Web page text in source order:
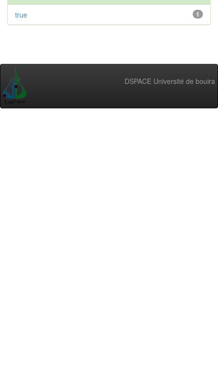
1
true
DSPACE Université de bouira